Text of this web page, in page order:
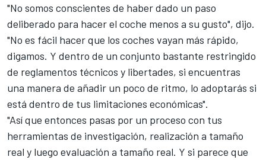
"No somos conscientes de haber dado un paso
deliberado para hacer el coche menos a su gusto", dijo.
"No es fácil hacer que los coches vayan más rápido,
digamos. Y dentro de un conjunto bastante restringido
de reglamentos técnicos y libertades, si encuentras
una manera de añadir un poco de ritmo, lo adoptarás si
está dentro de tus limitaciones económicas".
"Así que entonces pasas por un proceso con tus
herramientas de investigación, realización a tamaño
real y luego evaluación a tamaño real. Y si parece que